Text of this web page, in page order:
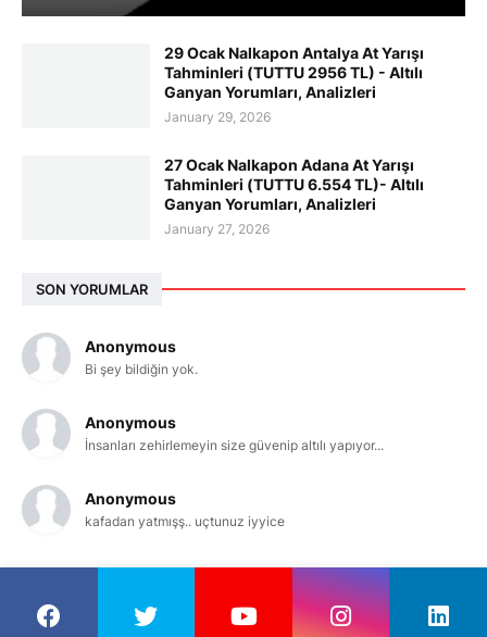
29 Ocak Nalkapon Antalya At Yarışı
Tahminleri (TUTTU 2956 TL) - Altılı
Ganyan Yorumları, Analizleri
January 29, 2026
27 Ocak Nalkapon Adana At Yarışı
Tahminleri (TUTTU 6.554 TL)- Altılı
Ganyan Yorumları, Analizleri
January 27, 2026
SON YORUMLAR
Anonymous
Bi şey bildiğin yok.
Anonymous
İnsanları zehirlemeyin size güvenip altılı yapıyor...
Anonymous
kafadan yatmışş.. uçtunuz iyyice